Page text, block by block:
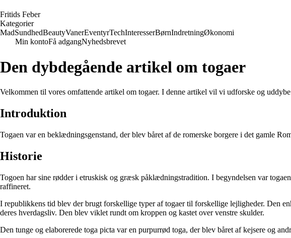
Fritids Feber
Kategorier
MadSundhedBeautyVanerEventyrTechInteresserBørnIndretningØkonomi
Min kontoFå adgangNyhedsbrevet
Den dybdegående artikel om togaer
Velkommen til vores omfattende artikel om togaer. I denne artikel vil vi udforske og
Introduktion
Togaen var en beklædningsgenstand, der blev båret af de romerske borgere i det gamle
Historie
Togoen har sine rødder i etruskisk og græsk påklædningstradition. I begyndelsen var
raffineret.
I republikkens tid blev der brugt forskellige typer af togaer til forskellige lejligheder. Den
deres hverdagsliv. Den blev viklet rundt om kroppen og kastet over venstre skulder.
Den tunge og elaborerede toga picta var en purpurrød toga, der blev båret af kejsere og